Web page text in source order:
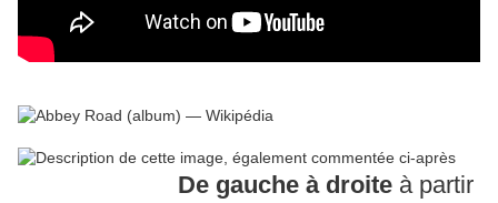
De gauche à droite à partir